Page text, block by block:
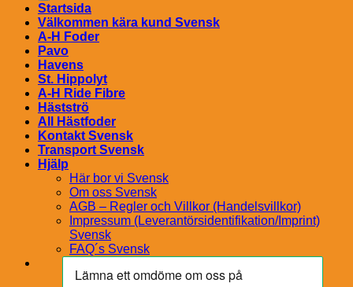
Startsida
Välkommen kära kund Svensk
A-H Foder
Pavo
Havens
St. Hippolyt
A-H Ride Fibre
Hästströ
All Hästfoder
Kontakt Svensk
Transport Svensk
Hjälp
Här bor vi Svensk
Om oss Svensk
AGB – Regler och Villkor (Handelsvillkor)
Impressum (Leverantörsidentifikation/Imprint)
Svensk
FAQ´s Svensk